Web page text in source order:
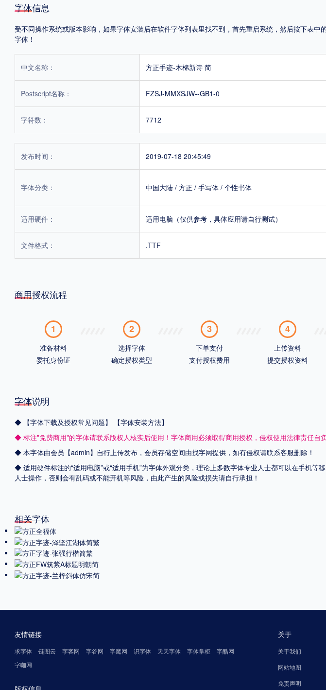
字体信息
受不同操作系统或版本影响，如果字体安装后在软件字体列表里找不到，首先重启系统，然后按下表
字体！
中文名称： 方正手迹-木棉新诗 简
Postscript名称： FZSJ-MMXSJW--GB1-0
字符数： 7712
发布时间： 2019-07-18 20:45:49
字体分类： 中国大陆 / 方正 / 手写体 / 个性书体
适用硬件： 适用电脑（仅供参考，具体应用请自行测试）
文件格式： .TTF
商用授权流程
1
准备材料
委托身份证
2
选择字体
确定授权类型
3
下单支付
支付授权费用
4
上传资料
提交授权资料
字体说明
◆ 【字体下载及授权常见问题】
【字体安装方法】
◆ 标注"免费商用"的字体请联系版权人核实后使用！字体商用必须取得商用授权，侵权使用法律责任自
◆ 本字体由会员【admin】自行上传发布，会员存储空间由找字网提供，如有侵权请联系客服删除！
◆ 适用硬件标注的“适用电脑”或“适用手机”为字体外观分类，理论上多数字体专业人士都可以在手机
人士操作，否则会有乱码或不能开机等风险，由此产生的风险或损失请自行承担！
相关字体
友情链接
求字体 链图云 字客网 字谷网 字魔网 识字体 天天字体 字体掌柜
字酷网
字咖网
关于
关于我们
网站地图
免责声明